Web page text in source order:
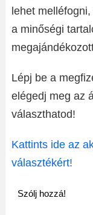
lehet
a minőségi
Lépj be a
elégedj meg az
választhatod!
Kattints ide az
választékért!
Szólj hozzá!